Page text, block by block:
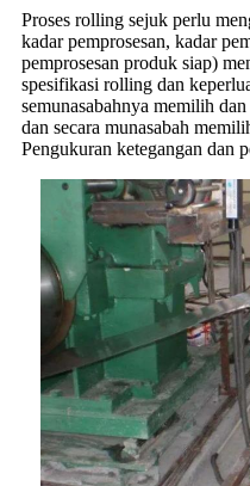
Proses rolling sejuk perlu
kadar pemprosesan, kadar
pemprosesan produk siap)
spesifikasi rolling dan
semunasabahnya memilih
dan secara munasabah
Pengukuran ketegangan dan